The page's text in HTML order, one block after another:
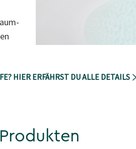
HIER ERFÄHRST DU ALLE DETAILS